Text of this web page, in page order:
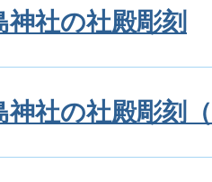
神社の社殿彫刻
神社の社殿彫刻